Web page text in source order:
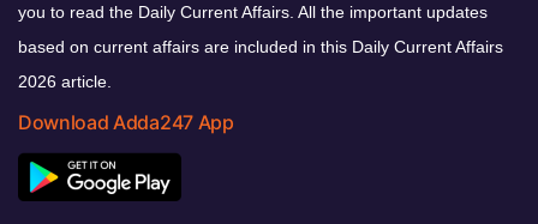
you to read the Daily Current Affairs. All the important updates
based on current affairs are included in this Daily Current Affairs
2026 article.
Download Adda247 App